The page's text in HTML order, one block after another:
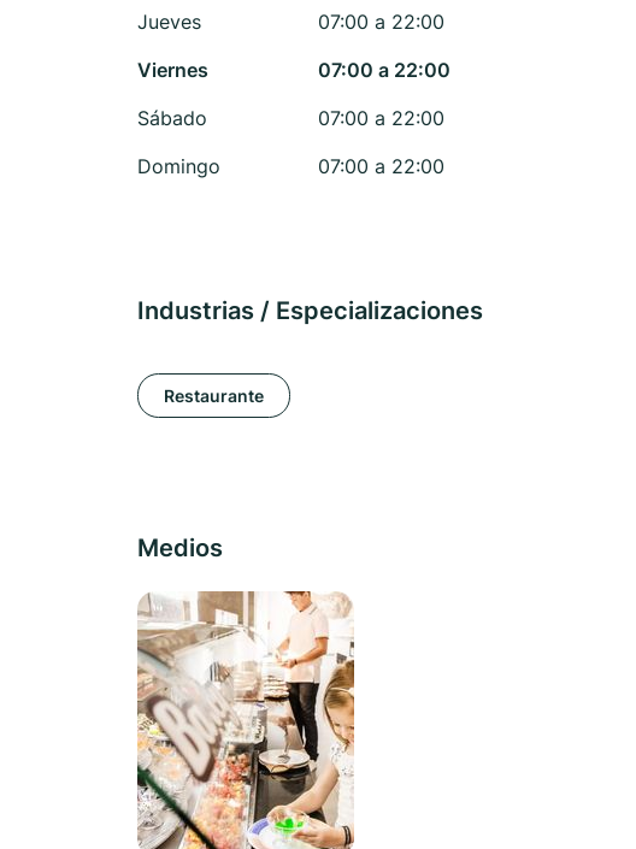
Jueves
07:00 a 22:00
Viernes
07:00 a 22:00
Sábado
07:00 a 22:00
Domingo
07:00 a 22:00
Industrias / Especializaciones
Restaurante
Medios